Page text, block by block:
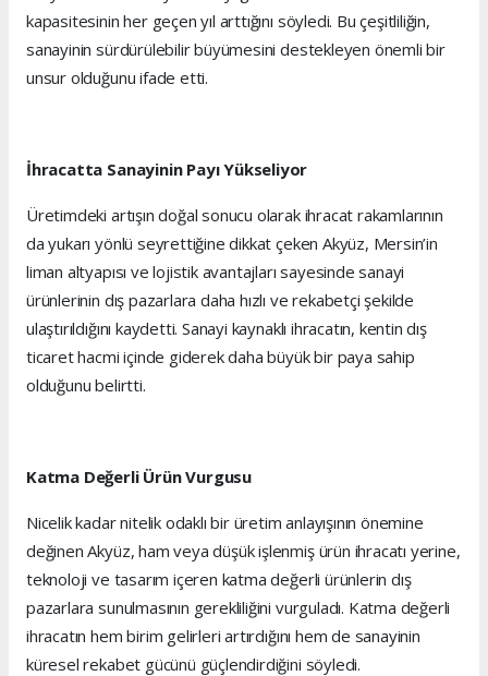
kapasitesinin her geçen yıl arttığını söyledi. Bu çeşitliliğin,
sanayinin sürdürülebilir büyümesini destekleyen önemli bir
unsur olduğunu ifade etti.
İhracatta Sanayinin Payı Yükseliyor
Üretimdeki artışın doğal sonucu olarak ihracat rakamlarının
da yukarı yönlü seyrettiğine dikkat çeken Akyüz, Mersin’in
liman altyapısı ve lojistik avantajları sayesinde sanayi
ürünlerinin dış pazarlara daha hızlı ve rekabetçi şekilde
ulaştırıldığını kaydetti. Sanayi kaynaklı ihracatın, kentin dış
ticaret hacmi içinde giderek daha büyük bir paya sahip
olduğunu belirtti.
Katma Değerli Ürün Vurgusu
Nicelik kadar nitelik odaklı bir üretim anlayışının önemine
değinen Akyüz, ham veya düşük işlenmiş ürün ihracatı yerine,
teknoloji ve tasarım içeren katma değerli ürünlerin dış
pazarlara sunulmasının gerekliliğini vurguladı. Katma değerli
ihracatın hem birim gelirleri artırdığını hem de sanayinin
küresel rekabet gücünü güçlendirdiğini söyledi.